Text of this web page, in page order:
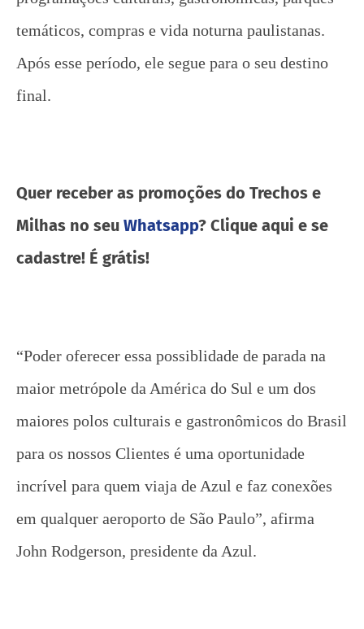
temáticos, compras e vida noturna paulistanas.
Após esse período, ele segue para o seu destino
final.
Quer receber as promoções do Trechos e
Milhas no seu Whatsapp? Clique aqui e se
cadastre! É grátis!
“Poder oferecer essa possiblidade de parada na
maior metrópole da América do Sul e um dos
maiores polos culturais e gastronômicos do Brasil
para os nossos Clientes é uma oportunidade
incrível para quem viaja de Azul e faz conexões
em qualquer aeroporto de São Paulo”, afirma
John Rodgerson, presidente da Azul.